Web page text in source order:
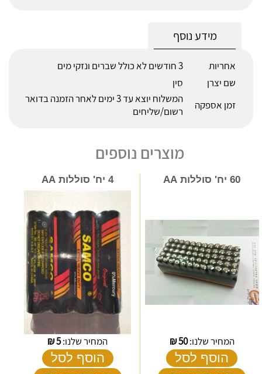
מידע נוסף
אחריות
3 חודשים לא כולל שברים ונזקי מים
שם יצרן
סין
זמן אספקה
המשלוח יוצא עד 3 ימים לאחר הזמנה בדואר
רשום/שליחים
מוצרים נוספים
60 יח' סוללות AA
המחיר שלנו:50
₪
הוסף לסל
4 יח' סוללות AA
המחיר שלנו:5
₪
הוסף לסל